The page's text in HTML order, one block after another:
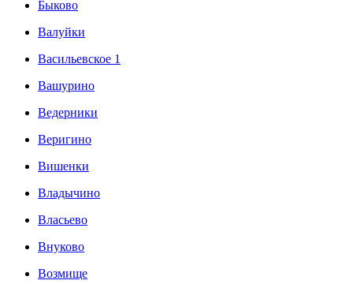
Быково
Валуйки
Васильевское 1
Вашурино
Ведерники
Веригино
Вишенки
Владычино
Власьево
Внуково
Возмище